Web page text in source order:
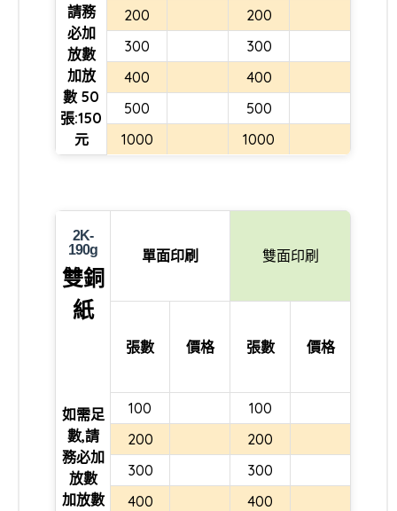
請務
必加
放數
加放
數 50
張:150
元
200
200
300
300
400
400
500
500
1000
1000
2K-
190g
雙銅
紙
如需足
數,請
務必加
放數
加放數
單面印刷 雙面印刷
張數 價格 張數 價格
100
100
200
200
300
300
400
400